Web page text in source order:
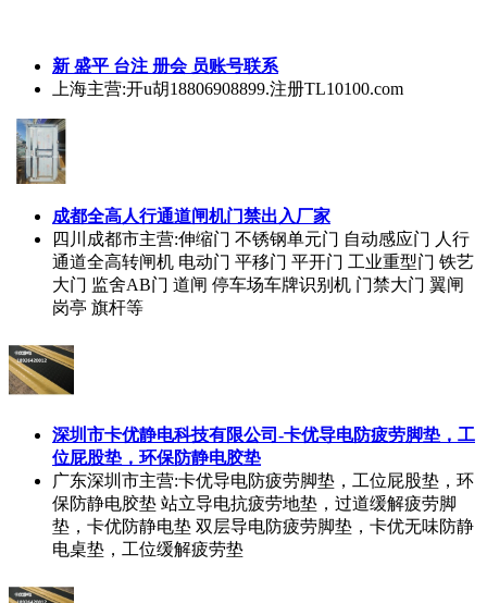
新 盛平 台注 册会 员账号联系
上海主营:开u胡18806908899.注册TL10100.com
成都全高人行通道闸机门禁出入厂家
四川成都市主营:伸缩门 不锈钢单元门 自动感应门 人行
通道全高转闸机 电动门 平移门 平开门 工业重型门 铁艺
大门 监舍AB门 道闸 停车场车牌识别机 门禁大门 翼闸
岗亭 旗杆等
深圳市卡优静电科技有限公司-卡优导电防疲劳脚垫，工
位屁股垫，环保防静电胶垫
广东深圳市主营:卡优导电防疲劳脚垫，工位屁股垫，环
保防静电胶垫 站立导电抗疲劳地垫，过道缓解疲劳脚
垫，卡优防静电垫 双层导电防疲劳脚垫，卡优无味防静
电桌垫，工位缓解疲劳垫